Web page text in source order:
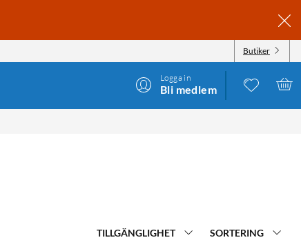
Butiker
Logga in
Bli medlem
TILLGÄNGLIGHET
SORTERING